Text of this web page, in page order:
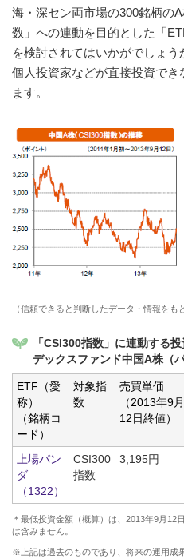
海・深セン両市場の300銘柄の
数」への連動を目的とした「
を検討されてはいかがでしょ
個人投資家などが直接投資でき
ます。
（信頼できると判断したデータ・情報をも
「CSI300指数」に連動する
デックスファンド中国A株（
ETF（愛
称）
（銘柄コ
ード）
対象指
数
売買単価
（2013年9月
12日終値）
上場パン
ダ
（1322）
CSI300
指数
3,195円
＊最低投資金額（概算）は、2013年9月12
は含みません。
※上記は過去のものであり、将来の運用成